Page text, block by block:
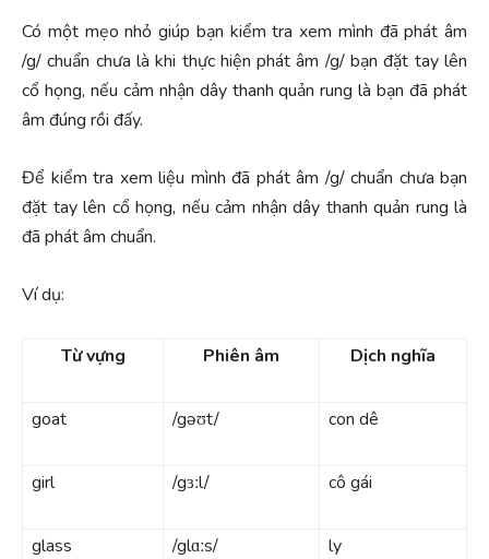
Có một mẹo nhỏ giúp bạn kiểm tra xem mình đã phát âm
/g/ chuẩn chưa là khi thực hiện phát âm /g/ bạn đặt tay lên
cổ họng, nếu cảm nhận dây thanh quản rung là bạn đã phát
âm đúng rồi đấy.
Để kiểm tra xem liệu mình đã phát âm /g/ chuẩn chưa bạn
đặt tay lên cổ họng, nếu cảm nhận dây thanh quản rung là
đã phát âm chuẩn.
Ví dụ:
Từ vựng Phiên âm Dịch nghĩa
goat /gəʊt/ con dê
girl /gɜːl/ cô gái
glass /glɑːs/ ly